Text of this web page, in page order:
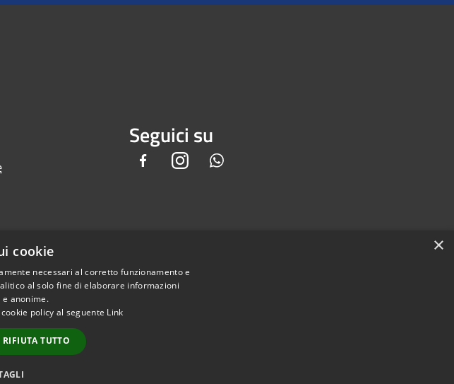
Seguici su
FacebookInstagram
Copyright © 2026 • Comune di Piedimonte San Germano • Powered by
×
cookie
necessari al corretto funzionamento e
al solo fine di elaborare informazioni
anonime.
policy al seguente Link
RIFIUTA TUTTO